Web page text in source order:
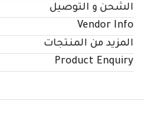
الشحن و التوصيل
Vendor Info
المزيد من المنتجات
Product Enquiry